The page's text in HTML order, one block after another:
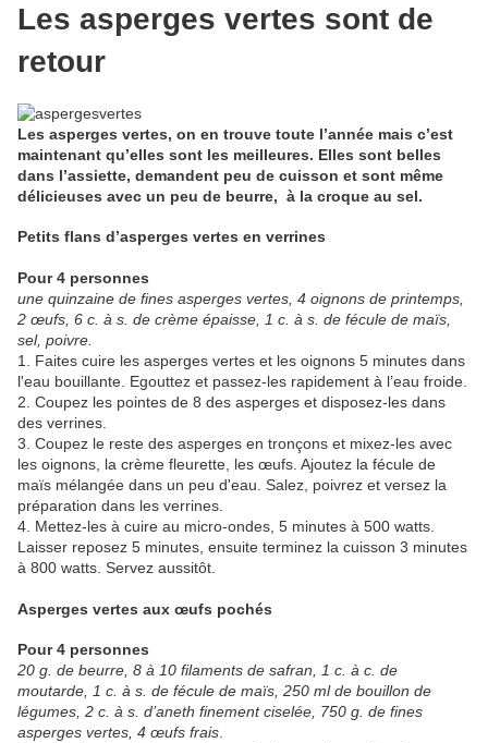
Les asperges vertes sont de
retour
Les asperges vertes, on en trouve toute l’année mais c’est
maintenant qu’elles sont les meilleures. Elles sont belles
dans l’assiette, demandent peu de cuisson et sont même
délicieuses avec un peu de beurre, à la croque au sel.
Petits flans d’asperges vertes en verrines
Pour 4 personnes
une quinzaine de fines asperges vertes, 4 oignons de printemps,
2 œufs, 6 c. à s. de crème épaisse, 1 c. à s. de fécule de maïs,
sel, poivre.
1. Faites cuire les asperges vertes et les oignons 5 minutes dans
l'eau bouillante. Egouttez et passez-les rapidement à l’eau froide.
2. Coupez les pointes de 8 des asperges et disposez-les dans
des verrines.
3. Coupez le reste des asperges en tronçons et mixez-les avec
les oignons, la crème fleurette, les œufs. Ajoutez la fécule de
maïs mélangée dans un peu d'eau. Salez, poivrez et versez la
préparation dans les verrines.
4. Mettez-les à cuire au micro-ondes, 5 minutes à 500 watts.
Laisser reposez 5 minutes, ensuite terminez la cuisson 3 minutes
à 800 watts. Servez aussitôt.
Asperges vertes aux œufs pochés
Pour 4 personnes
20 g. de beurre, 8 à 10 filaments de safran, 1 c. à c. de
moutarde, 1 c. à s. de fécule de maïs, 250 ml de bouillon de
légumes, 2 c. à s. d’aneth finement ciselée, 750 g. de fines
asperges vertes, 4 œufs frais